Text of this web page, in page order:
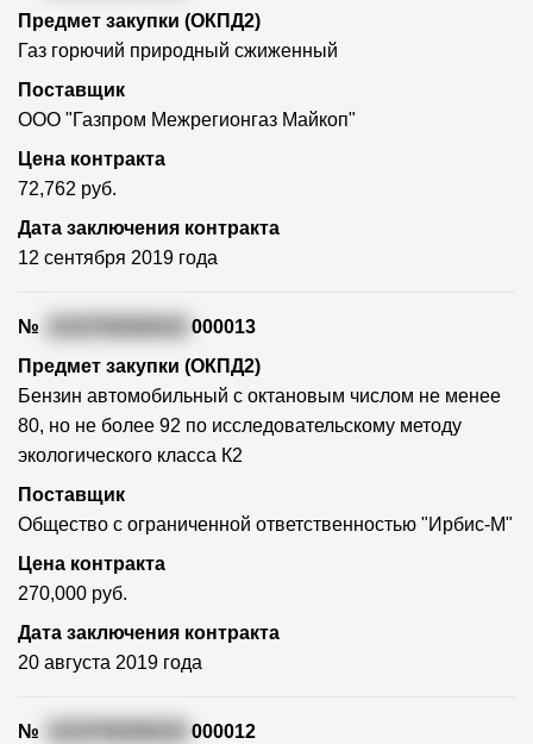
Предмет закупки (ОКПД2)
Газ горючий природный сжиженный
Поставщик
ООО "Газпром Межрегионгаз Майкоп"
Цена контракта
72,762 руб.
Дата заключения контракта
12 сентября 2019 года
№
000013
Предмет закупки (ОКПД2)
Бензин автомобильный с октановым числом не менее
80, но не более 92 по исследовательскому методу
экологического класса К2
Поставщик
Общество с ограниченной ответственностью "Ирбис-М"
Цена контракта
270,000 руб.
Дата заключения контракта
20 августа 2019 года
№
000012